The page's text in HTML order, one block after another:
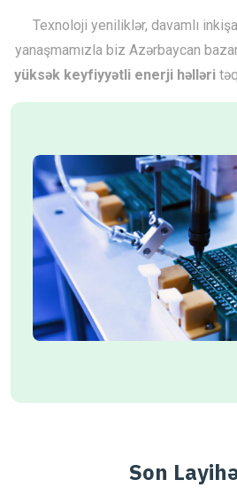
Texnoloji yeniliklər, davamlı
yanaşmamızla biz Azərbaycan
yüksək keyfiyyətli enerji həlləri
Son